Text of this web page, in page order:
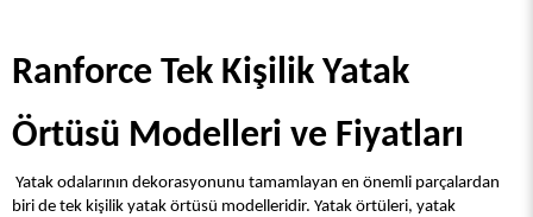
Ranforce Tek Kişilik Yatak
Örtüsü Modelleri ve Fiyatları
biri de tek kişilik yatak örtüsü modelleridir. Yatak örtüleri, yatak